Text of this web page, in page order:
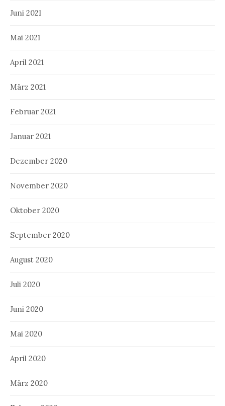
Juni 2021
Mai 2021
April 2021
März 2021
Februar 2021
Januar 2021
Dezember 2020
November 2020
Oktober 2020
September 2020
August 2020
Juli 2020
Juni 2020
Mai 2020
April 2020
März 2020